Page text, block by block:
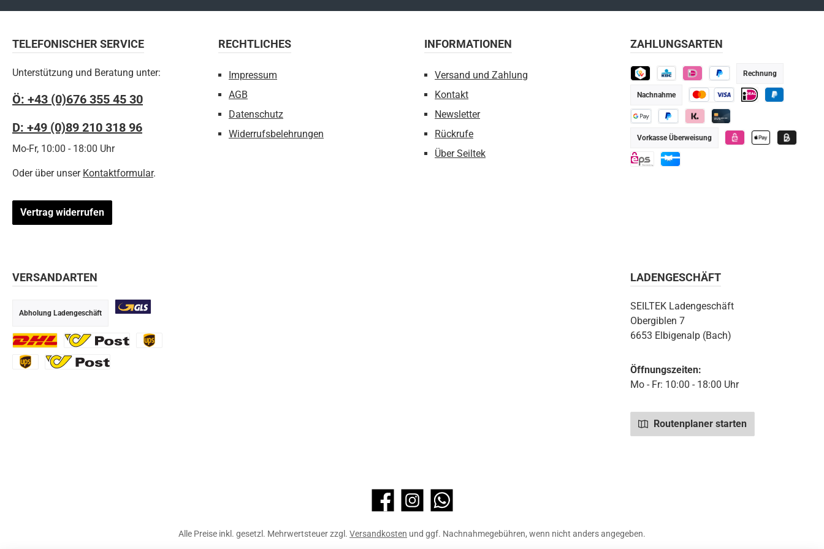
slastP044AA001 m610 g8
m805 g 8 mm 6 kN 16 kN
mm 6 kN 16 kN
TELEFONISCHER SERVICE
Unterstützung und Beratung unter:
Ö: +43 (0)676 355 45 30
D: +49 (0)89 210 318 96
Mo-Fr, 10:00 - 18:00 Uhr
Oder über unser Kontaktformular.
Vertrag widerrufen
RECHTLICHES
Impressum
AGB
Datenschutz
Widerrufsbelehrungen
INFORMATIONEN
Versand und Zahlung
Kontakt
Newsletter
Rückrufe
Über Seiltek
ZAHLUNGSARTEN
PayPal Kredit-/Debitkarte
Vorkasse Überweisung
iDEALSpäter bezahlen
Rechnung
Nachnahme
Kredit- oder Debitkarte
Google Pay
VERSANDARTEN
Abholung Ladengeschäft
DHL Ö-Post
LADENGESCHÄFT
SEILTEK Ladengeschäft
Obergiblen 7
6653 Elbigenalp (Bach)
Öffnungszeiten:
Mo - Fr: 10:00 - 18:00 Uhr
Routenplaner starten
FacebookInstagramWhatsApp
Alle Preise inkl. gesetzl. Mehrwertsteuer zzgl. Versandkosten und ggf. Nachnahmegebühren, wenn nicht anders angegeben.